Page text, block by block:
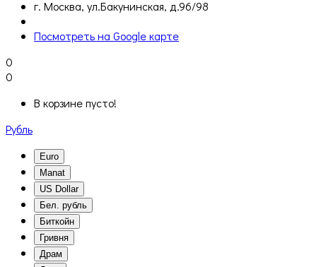
г. Москва, ул.Бакунинская, д.96/98
Посмотреть на Google карте
0
0
В корзине пусто!
Рубль
Euro
Manat
US Dollar
Бел. рубль
Биткойн
Гривня
Драм